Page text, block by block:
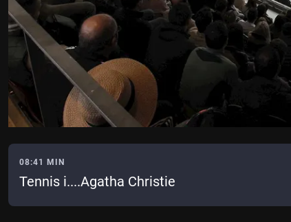
08:41 MIN
Tennis i....Agatha Christie